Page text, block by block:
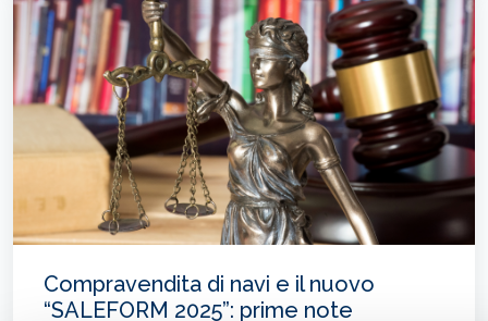
Compravendita di navi e il nuovo
“SALEFORM 2025”: prime note